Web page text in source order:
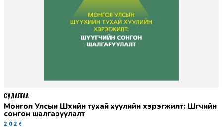
Монгол Улсын Шүүхийн тухай хуулийн хэрэгжилт: Шүүгчийн
сонгон шалгаруулалт
2026-06-19
СУДАЛГАА